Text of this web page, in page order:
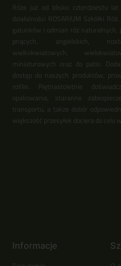
Róże już od blisko czterdziestu
działalności ROSARIUM Szkółki
gatunków i odmian róż
pnących, angielskich,
wielkokwiatowych,
miniaturowych oraz do patio.
dostęp do naszych produktów,
roślin. Piętnastoletnie
opakowania, staranne
transportu, a także dobór
większość przesyłek dociera do
Informacje